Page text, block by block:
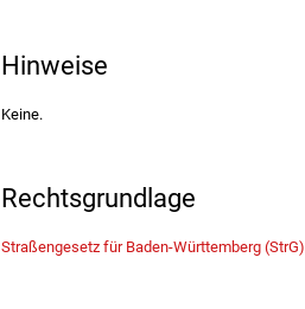
Hinweise
Keine.
Rechtsgrundlage
Straßengesetz für Baden-Württemberg (StrG)